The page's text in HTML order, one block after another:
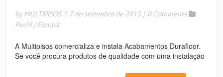
by MULTIPISOS | 7 de setembro de 2015 | 0 Comments
Perfil / Frontal
A Multipisos comercializa e instala Acabamentos Durafloor.
Se você procura produtos de qualidade com uma instalação